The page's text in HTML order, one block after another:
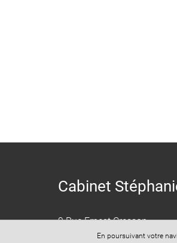
Cabinet
9 Rue Ernest Cresson
75014 ParisEn poursuivant votre